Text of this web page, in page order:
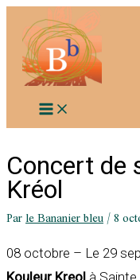
contenu
Concert de
Kréol
Parle Bananier bleu/8
08 octobre – Le 29
Kouleur Kreol à Sainte